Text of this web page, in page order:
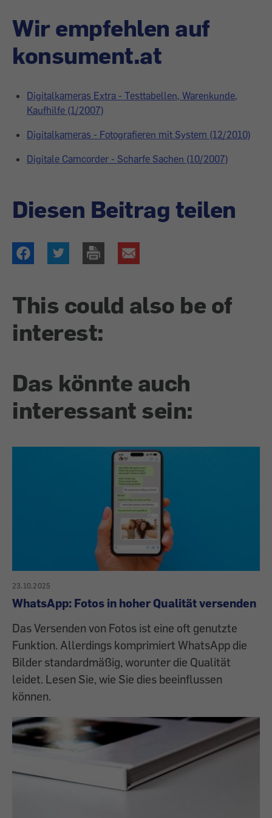
Wir empfehlen auf
konsument.at
Digitalkameras Extra - Testtabellen, Warenkunde,
Kaufhilfe (1/2007)
Digitalkameras - Fotografieren mit System (12/2010)
Digitale Camcorder - Scharfe Sachen (10/2007)
Diesen Beitrag teilen
This could also be of
interest:
Das könnte auch
interessant sein:
23.10.2025
WhatsApp: Fotos in hoher Qualität versenden
Das Versenden von Fotos ist eine oft genutzte
Funktion. Allerdings komprimiert WhatsApp die
Bilder standardmäßig, worunter die Qualität
leidet. Lesen Sie, wie Sie dies beeinflussen
können.